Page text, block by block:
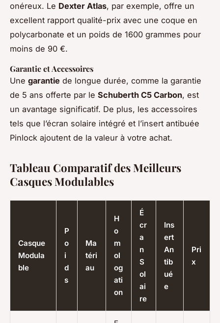
onéreux. Le Dexter Atlas, par exemple, offre un
excellent rapport qualité-prix avec une coque en
polycarbonate et un poids de 1600 grammes pour
moins de 90 €.
Garantie et Accessoires
Une garantie de longue durée, comme la garantie
de 5 ans offerte par le Schuberth C5 Carbon, est
un avantage significatif. De plus, les accessoires
tels que l’écran solaire intégré et l’insert antibuée
Pinlock ajoutent de la valeur à votre achat.
Tableau Comparatif des Meilleurs
Casques Modulables
Casque
Modula
ble
P
o
i
d
s
Ma
téri
au
H
o
m
ol
og
ati
on
É
cr
a
n
S
ol
ai
re
Ins
ert
An
tib
ué
e
Pri
x